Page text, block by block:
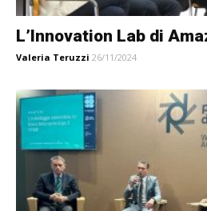
L’Innovation Lab di
Valeria Teruzzi 26/11/2024